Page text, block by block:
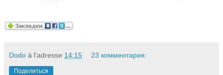
Dodo à l'adresse 14:15 23 комментария:
Поделиться